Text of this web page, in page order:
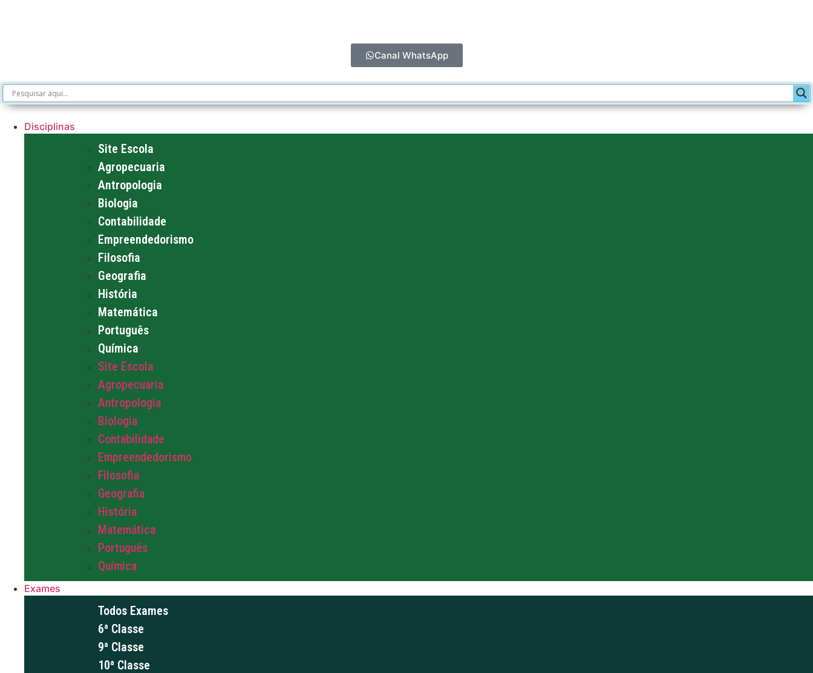
Canal WhatsApp
Disciplinas
Site Escola
Agropecuaria
Antropologia
Biologia
Contabilidade
Empreendedorismo
Filosofia
Geografia
História
Matemática
Português
Química
Site Escola
Agropecuaria
Antropologia
Biologia
Contabilidade
Empreendedorismo
Filosofia
Geografia
História
Matemática
Português
Química
Exames
Todos Exames
6ª Classe
9ª Classe
10ª Classe